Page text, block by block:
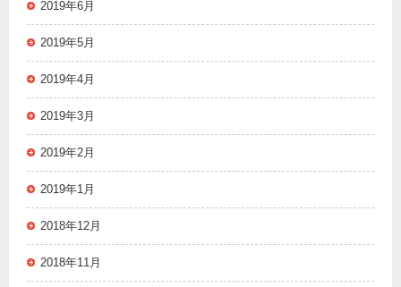
2019年6月
2019年5月
2019年4月
2019年3月
2019年2月
2019年1月
2018年12月
2018年11月